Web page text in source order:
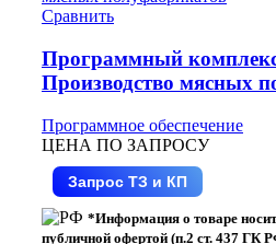
Сравнить
Программный
Производство мясных
Программное обеспечение
ЦЕНА ПО ЗАПРОСУ
Запрос ТЗ и КП
*Информация о товаре
публичной офертой (п.2 ст. 437 ГК